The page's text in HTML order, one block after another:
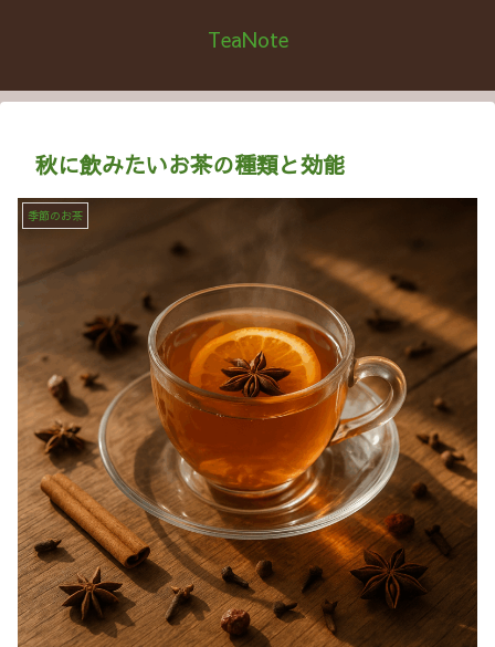
TeaNote
秋に飲みたいお茶の種類と効能
季節のお茶